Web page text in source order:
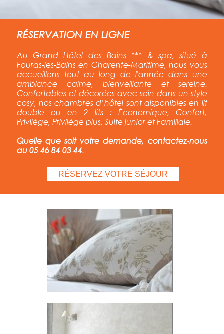
RÉSERVATION EN LIGNE
Au Grand Hôtel des Bains *** & spa, situé à
Fouras-les-Bains en Charente-Maritime, nous vous
accueillons tout au long de l'annéedans une
ambiance calme, bienveillante et sereine.
Confortables et décorées avec soin dans un style
cosy, nos chambres d’hôtel sont disponibles en lit
double ou en 2 lits : Économique, Confort,
Privilège, Privilège plus, Suite junior et Familiale.
Quelle que soit votre demande, contactez-nous
au 05 46 84 03 44.
RÉSERVEZ VOTRE SÉJOUR